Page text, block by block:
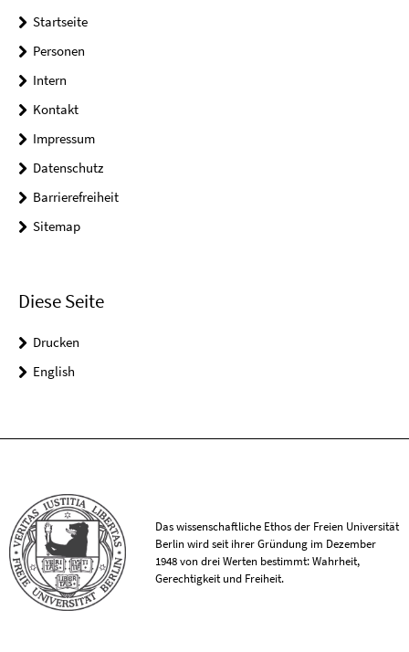
Startseite
Personen
Intern
Kontakt
Impressum
Datenschutz
Barrierefreiheit
Sitemap
Diese Seite
Drucken
English
Das wissenschaftliche Ethos der Freien Universität
Berlin wird seit ihrer Gründung im Dezember
1948 von drei Werten bestimmt: Wahrheit,
Gerechtigkeit und Freiheit.